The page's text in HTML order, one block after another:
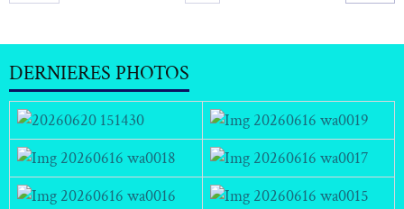
DERNIERES PHOTOS